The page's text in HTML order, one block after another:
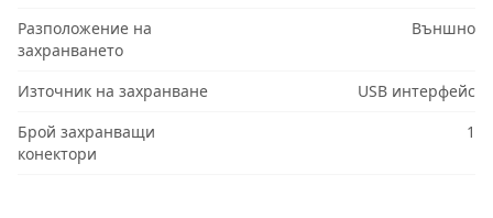
Разположение на
захранването
Външно
Източник на захранване
USB интерфейс
Брой захранващи
конектори
1